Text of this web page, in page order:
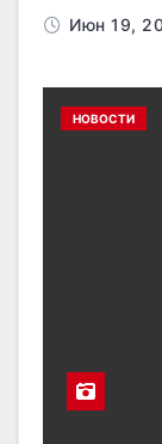
Июн 19,
НОВОСТИ